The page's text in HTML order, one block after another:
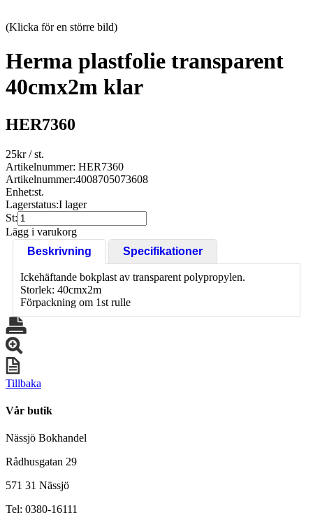
(Klicka för en större bild)
Herma plastfolie transparent
40cmx2m klar
HER7360
25kr/ st.
Artikelnummer: HER7360
Artikelnummer:4008705073608
Enhet:st.
Lagerstatus:I lager
St:
Lägg i varukorg
Beskrivning
Specifikationer
Ickehäftande bokplast av transparent polypropylen.
Storlek: 40cmx2m
Förpackning om 1st rulle
Tillbaka
Vår butik
Nässjö Bokhandel
Rådhusgatan 29
571 31 Nässjö
Tel: 0380-16111